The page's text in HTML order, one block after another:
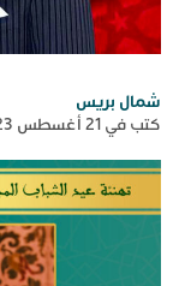
شمال بريس
كتب في 21 أغسطس 2023 - 11:23 ص